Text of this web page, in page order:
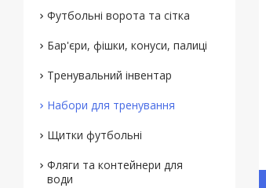
Футбольні ворота та сітка
Бар'єри, фішки, конуси, палиці
Тренувальний інвентар
Набори для тренування
Щитки футбольні
Фляги та контейнери для
води